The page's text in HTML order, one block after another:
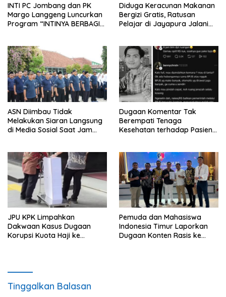
INTI PC Jombang dan PK
Margo Langgeng Luncurkan
Program “INTINYA BERBAGI”,
Diduga Keracunan Makanan
Bergizi Gratis, Ratusan
Pelajar di Jayapura Jalani
ASN Diimbau Tidak
Melakukan Siaran Langsung
di Media Sosial Saat Jam
Dugaan Komentar Tak
Berempati Tenaga
Kesehatan terhadap Pasien
JPU KPK Limpahkan
Dakwaan Kasus Dugaan
Korupsi Kuota Haji ke
Pemuda dan Mahasiswa
Indonesia Timur Laporkan
Dugaan Konten Rasis ke
Tinggalkan Balasan